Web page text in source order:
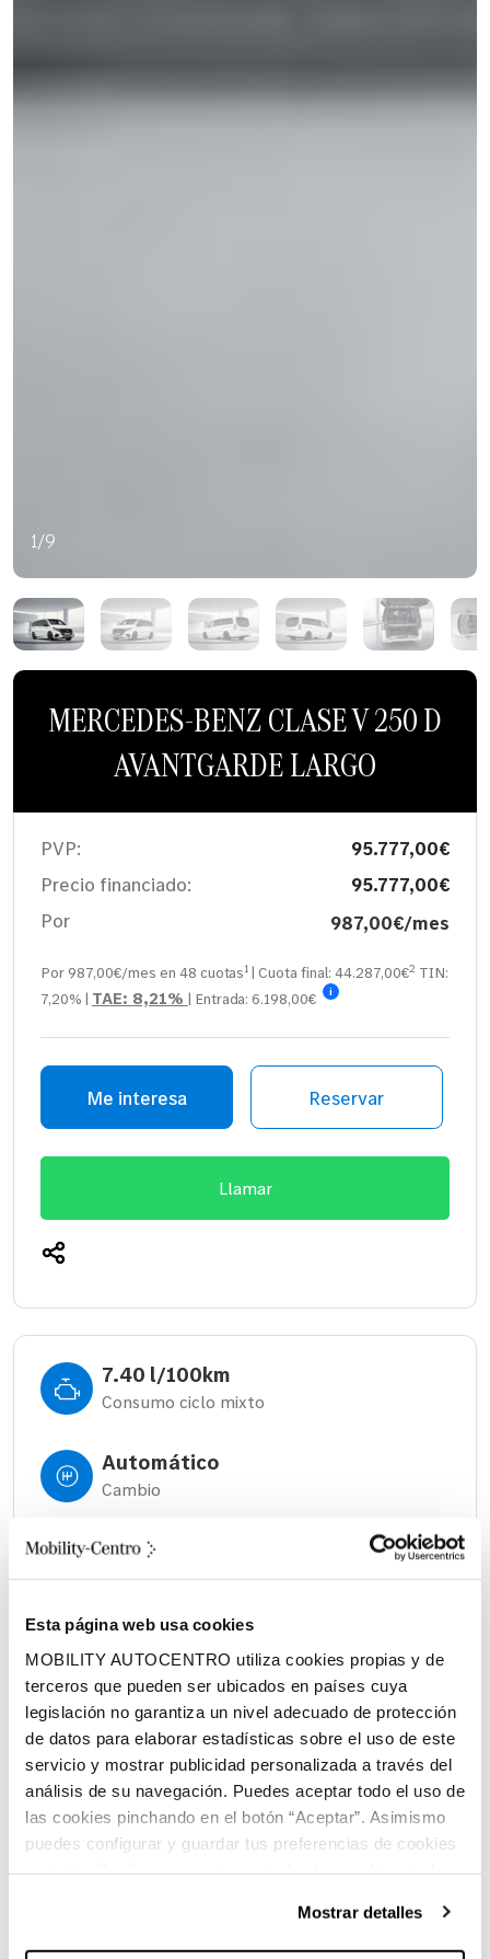
Esta página web usa cookies
MOBILITY AUTOCENTRO utiliza cookies propias y de
terceros que pueden ser ubicados en países cuya
legislación no garantiza un nivel adecuado de protección
de datos para elaborar estadísticas sobre el uso de este
servicio y mostrar publicidad personalizada a través del
análisis de su navegación. Puedes aceptar todo el uso de
las cookies pinchando en el botón “Aceptar”. Asimismo
puedes configurar y guardar tus preferencias de cookies
información sobre el uso de cookies y sus derechos vea
nuestraPolítica de Cookies.
Mostrar detalles
1/9
MERCEDES-BENZ CLASE V 250 D
AVANTGARDE LARGO
PVP:
95.777,00€
Precio financiado:
95.777,00€
Por
987,00€/mes
Por 987,00€/mes en 48 cuotas1 | Cuota final:44.287,00€2 TIN:
7,20% | TAE: 8,21% | Entrada:6.198,00€ i
Me interesa Reservar
Llamar
7.40 l/100km
Consumo ciclo mixto
Automático
Cambio
1030 litros
Volumen espacio de carga
Diésel
Combustible
Características principales: